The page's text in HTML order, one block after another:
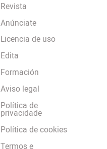
Revista
Anúnciate
Licencia de uso
Edita
Formación
Aviso legal
Política de
privacidade
Política de cookies
Termos e